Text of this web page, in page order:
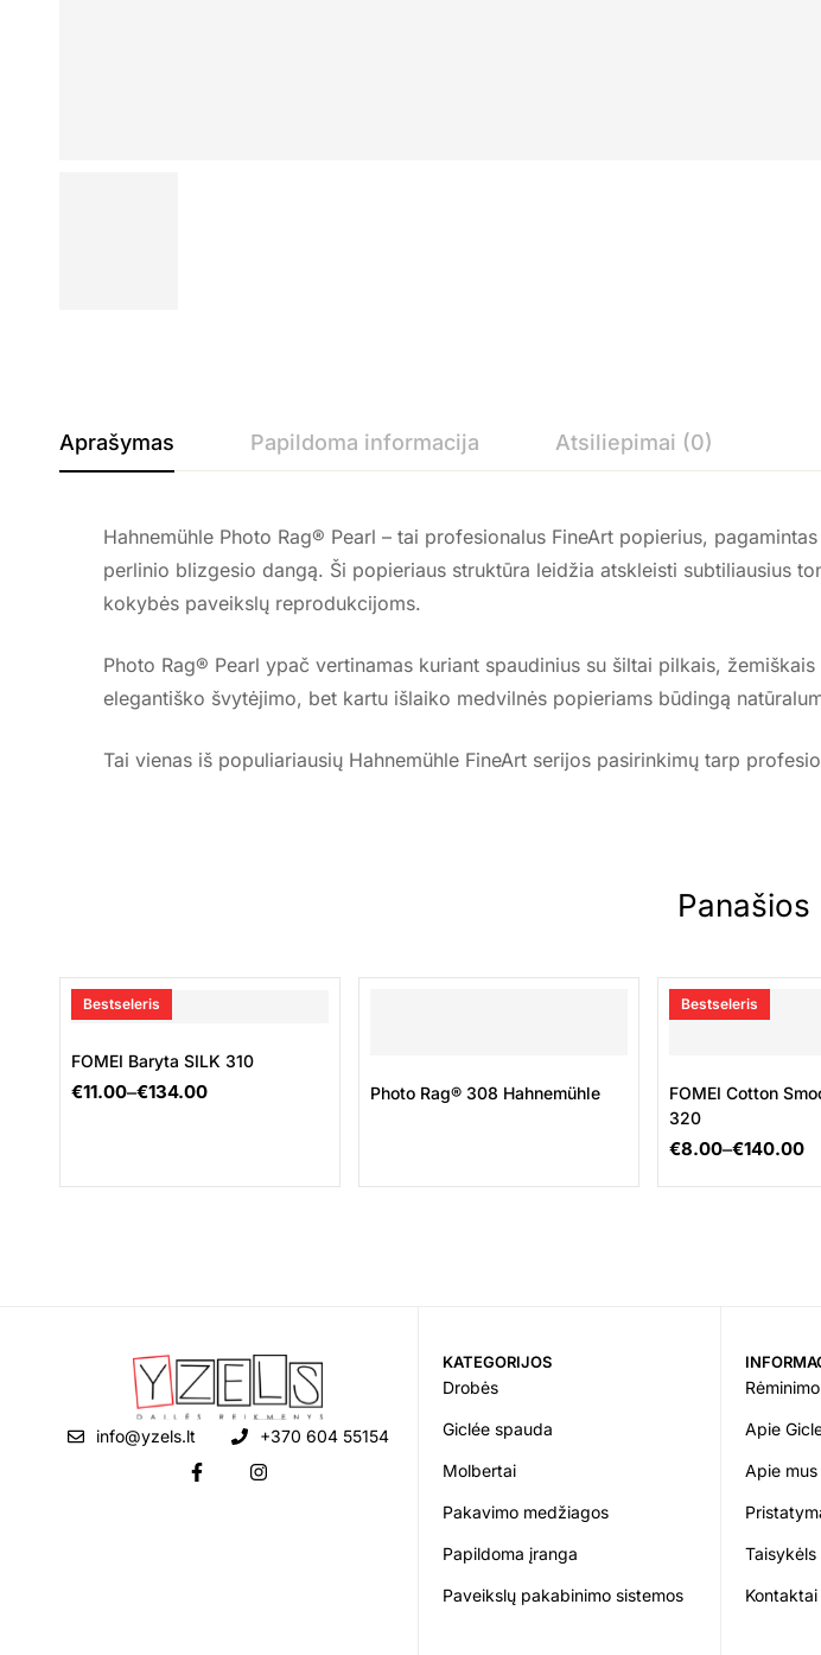
Aprašymas Papildoma informacija Atsiliepimai (0)
Hahnemühle Photo Rag® Pearl – tai profesionalus FineArt popierius,
perlinio blizgesio dangą. Ši popieriaus struktūra leidžia atskleisti subtiliausius
kokybės paveikslų reprodukcijoms.
Photo Rag® Pearl ypač vertinamas kuriant spaudinius su šiltai pilkais,
elegantiško švytėjimo, bet kartu išlaiko medvilnės popieriams būdingą
Tai vienas iš populiariausių Hahnemühle FineArt serijos pasirinkimų tarp
Panašios
Bestseleris
FOMEI Baryta SILK 310
€11.00–€134.00 Photo Rag® 308 Hahnemühle
Bestseleris
FOMEI Cotton
320
€8.00–€140.00
info@yzels.lt +370 604 55154
KATEGORIJOS
Drobės
Giclée spauda
Molbertai
Pakavimo medžiagos
Papildoma įranga
Paveikslų pakabinimo sistemos
Apie
Apie mus
Kontaktai